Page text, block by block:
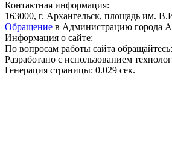
Контактная информация:
163000, г. Архангельск, площадь им.
Обращение в Администрацию города
Информация о сайте:
По вопросам работы сайта обращайтесь:
Разработано с использованием
Генерация страницы: 0.029 сек.